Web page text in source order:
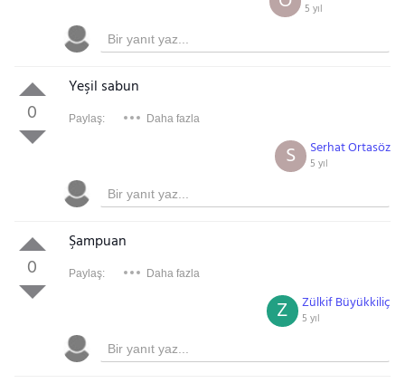
5 yıl
0
Yeşil sabun
Paylaş: Daha fazla
Serhat Ortasöz
5 yıl
S
0
Şampuan
Paylaş: Daha fazla
Zülkif Büyükkiliç
5 yıl
Z